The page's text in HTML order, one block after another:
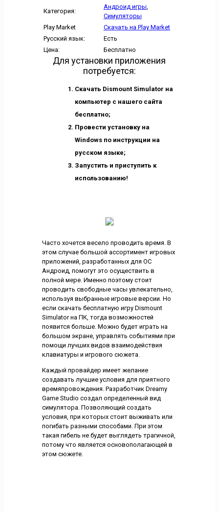
Категория:
Андроид игры,
Симуляторы
Play Market
Скачать на Play Market
Русский язык:
Есть
Цена:
Бесплатно
Для установки приложения
потребуется:
Скачать Dismount Simulator на
компьютер с нашего сайта
бесплатно;
Провести установку на
Windows по инструкции на
русском языке;
Запустить и приступить к
использованию!
Часто хочется весело проводить время. В
этом случае большой ассортимент игровых
приложений, разработанных для ОС
Андроид, помогут это осуществить в
полной мере. Именно поэтому стоит
проводить свободные часы увлекательно,
используя выбранные игровые версии. Но
если скачать бесплатную игру Dismount
Simulator на ПК, тогда возможностей
появится больше. Можно будет играть на
большом экране, управлять событиями при
помощи лучших видов взаимодействия
клавиатуры и игрового сюжета.
Каждый провайдер имеет желание
создавать лучшие условия для приятного
времяпровождения. Разработчик Dreamy
Game Studio создал определенный вид
симулятора. Позволяющий создать
условия, при которых стоит выживать или
погибать разными способами. При этом
такая гибель не будет выглядеть трагичной,
потому что является основополагающей в
этом сюжете.